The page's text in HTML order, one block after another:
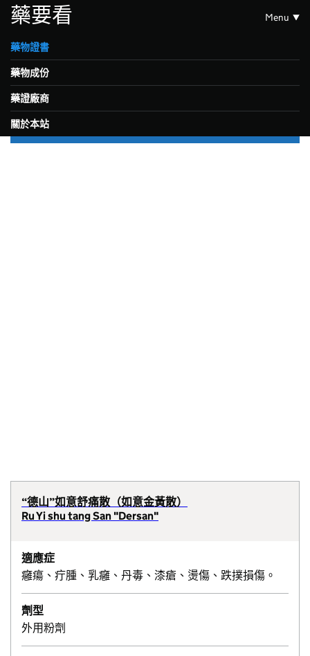
藥要看 Menu
藥物證書
藥物成份
藥證廠商
關於本站
“德山”如意舒痛散（如意金黃散）
Ru Yi shu tang San "Dersan"
適應症
癰瘍、疔腫、乳癰、丹毒、漆瘡、燙傷、跌撲損傷。
劑型
外用粉劑